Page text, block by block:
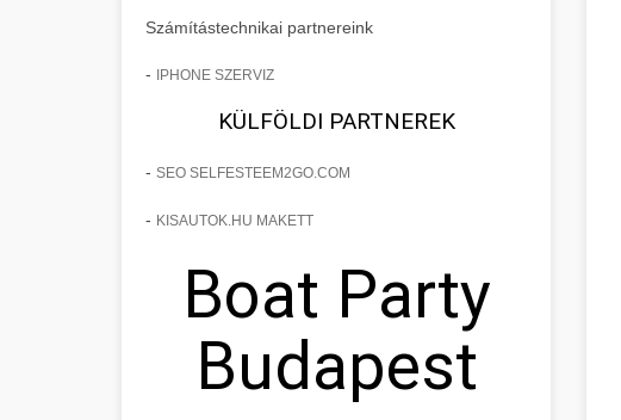
Számítástechnikai partnereink
- IPHONE SZERVIZ
KÜLFÖLDI PARTNEREK
- SEO SELFESTEEM2GO.COM
- KISAUTOK.HU MAKETT
Boat Party
Budapest